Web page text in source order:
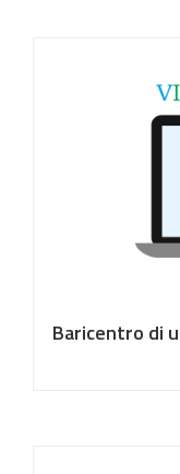
Baricentro di